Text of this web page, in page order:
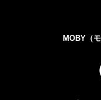
MOBY（